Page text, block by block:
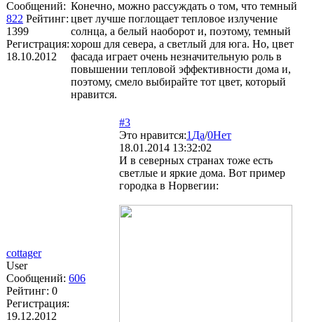
Сообщений:
822 Рейтинг:
1399
Регистрация:
18.10.2012
Конечно, можно рассуждать о том, что темный
цвет лучше поглощает тепловое излучение
солнца, а белый наоборот и, поэтому, темный
хорош для севера, а светлый для юга. Но, цвет
фасада играет очень незначительную роль в
повышении тепловой эффективности дома и,
поэтому, смело выбирайте тот цвет, который
нравится.
cottager
User
Сообщений: 606
Рейтинг: 0
Регистрация:
19.12.2012
#3
Это нравится:1 Да/0Нет
18.01.2014 13:32:02
И в северных странах тоже есть
светлые и яркие дома. Вот пример
городка в Норвегии: